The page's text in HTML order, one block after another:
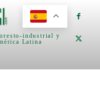
industrial y
Latina